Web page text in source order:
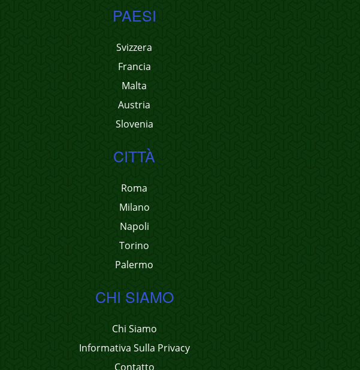
PAESI
Svizzera
Francia
Malta
Austria
Slovenia
CITTÀ
Roma
Milano
Napoli
Torino
Palermo
CHI SIAMO
Chi Siamo
Informativa Sulla Privacy
Contatto